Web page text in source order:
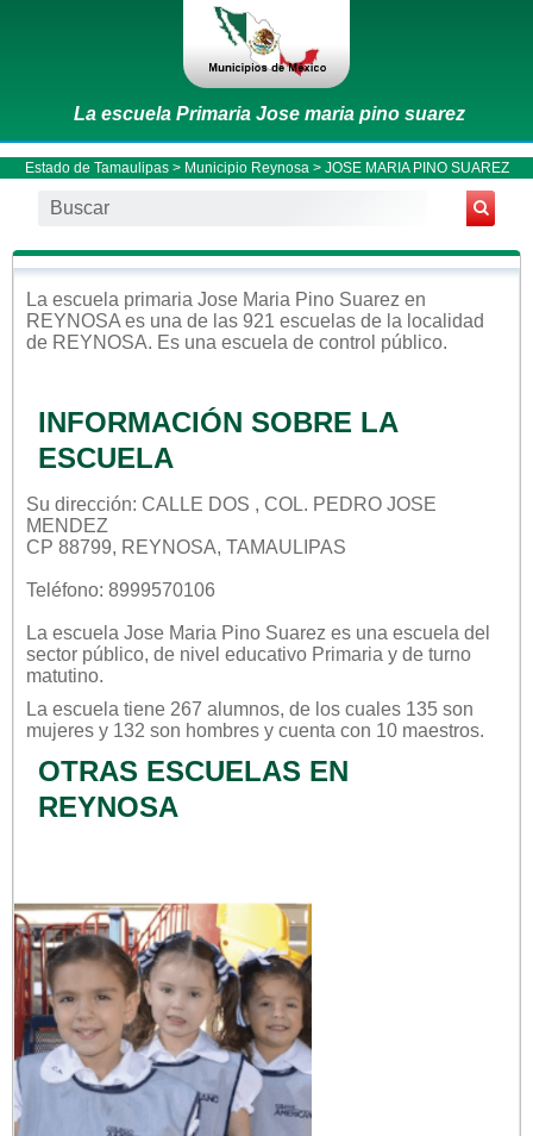
La escuela Primaria Jose maria pino suarez
Estado de Tamaulipas> Municipio Reynosa > JOSE MARIA PINO SUAREZ
La escuela primaria Jose Maria Pino Suarez en
REYNOSA es una de las 921 escuelas de la localidad
de REYNOSA. Es una escuela de control público.
INFORMACIÓN SOBRE LA
ESCUELA
Su dirección: CALLE DOS , COL. PEDRO JOSE
MENDEZ
CP 88799, REYNOSA, TAMAULIPAS
Teléfono: 8999570106
La escuela Jose Maria Pino Suarez es una escuela del
sector público, de nivel educativo Primaria y de turno
matutino.
La escuela tiene 267 alumnos, de los cuales 135 son
mujeres y 132 son hombres y cuenta con 10 maestros.
OTRAS ESCUELAS EN
REYNOSA